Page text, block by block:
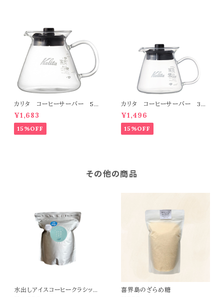
カリタ コーヒーサーバー 500
ml
¥1,683
15%OFF
カリタ コーヒーサーバー 300
ml
¥1,496
15%OFF
その他の商品
水出しアイスコーヒークラシック
喜界島のざらめ糖